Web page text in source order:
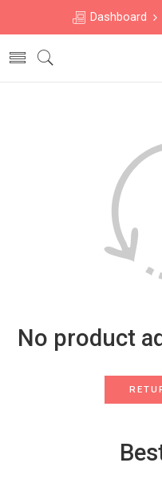
Dashboard
No product